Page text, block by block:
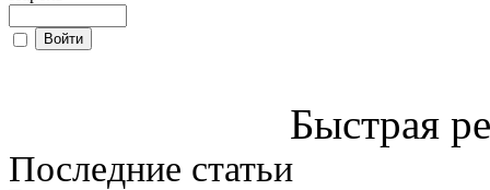
Быстрая
Последние статьи